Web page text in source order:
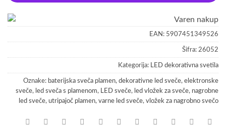
EAN: 5907451349526
Šifra: 26052
Kategorija: LED dekorativna svetila
Oznake: baterijska sveča plamen, dekorativne led sveče, elektronske
sveče, led sveča s plamenom, LED sveče, led vložek za sveče, nagrobne
led sveče, utripajoč plamen, varne led sveče, vložek za nagrobno svečo